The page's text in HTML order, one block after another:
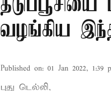
வழங்கிய
Published on: 01 Jan 2022, 1:39
புது டெல்லி,